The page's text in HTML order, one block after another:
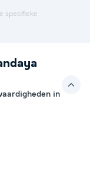
specifieke
in